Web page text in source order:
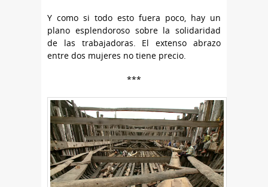
Y como si todo esto fuera poco, hay un
plano esplendoroso sobre la solidaridad
de las trabajadoras. El extenso abrazo
entre dos mujeres no tiene precio.
***